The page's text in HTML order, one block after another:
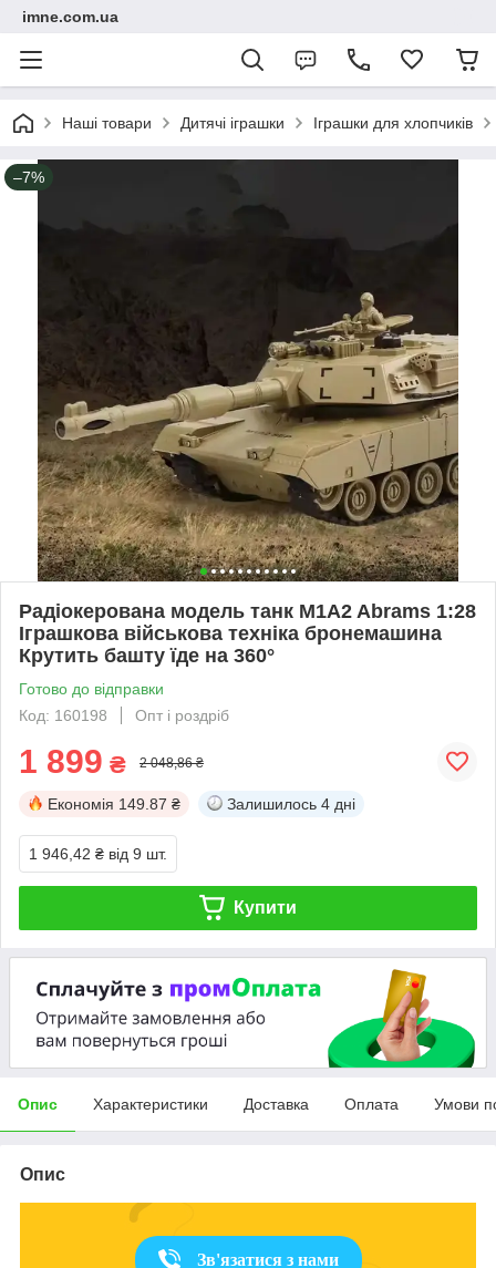
imne.com.ua
Наші товари Дитячі іграшки Іграшки для хлопчиків
–7%
Радіокерована модель танк M1A2 Abrams 1:28
Іграшкова військова техніка бронемашина
Крутить башту їде на 360°
Готово до відправки
Код: 160198
Опт і роздріб
1 899 ₴ 2 048,86 ₴
Економія 149.87 ₴ Залишилось 4 дні
1 946,42 ₴ від 9 шт.
Купити
Опис Характеристики Доставка Оплата Умови
Опис
Зв'язатися з нами